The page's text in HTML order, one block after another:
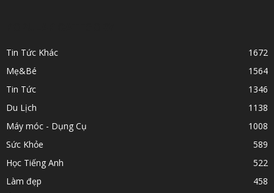
Tin Tức Khác
1672
Mẹ&Bé
1564
Tin Tức
1346
Du Lịch
1138
Máy móc - Dụng Cụ
1008
Sức Khỏe
589
Học Tiếng Anh
522
Làm đẹp
458